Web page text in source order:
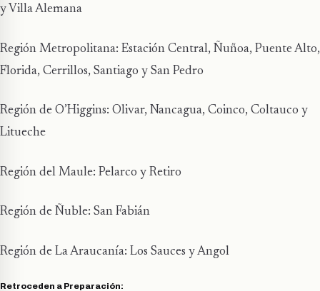
y Villa Alemana
Región Metropolitana: Estación Central, Ñuñoa, Puente Alto,
Florida, Cerrillos, Santiago y San Pedro
Región de O’Higgins: Olivar, Nancagua, Coinco, Coltauco y
Litueche
Región del Maule: Pelarco y Retiro
Región de Ñuble: San Fabián
Región de La Araucanía: Los Sauces y Angol
Retroceden a Preparación: